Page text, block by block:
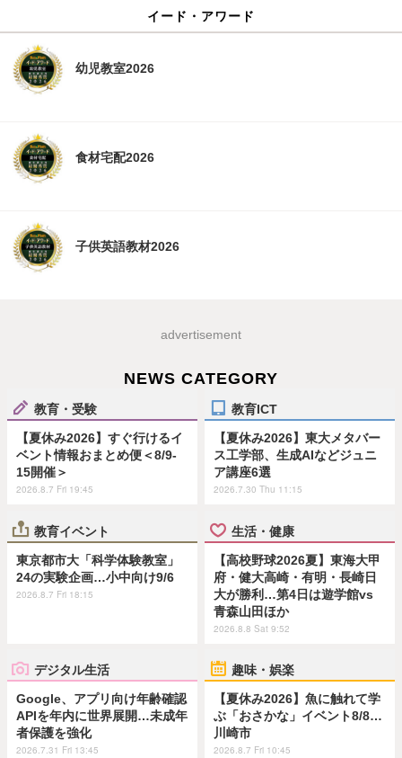
イード・アワード
幼児教室2026
食材宅配2026
子供英語教材2026
advertisement
NEWS CATEGORY
教育・受験
【夏休み2026】すぐ行けるイ
ベント情報おまとめ便＜8/9-
15開催＞
2026.8.7 Fri 19:45
教育ICT
【夏休み2026】東大メタバー
ス工学部、生成AIなどジュニ
ア講座6選
2026.7.30 Thu 11:15
教育イベント
東京都市大「科学体験教室」
24の実験企画…小中向け9/6
2026.8.7 Fri 18:15
生活・健康
【高校野球2026夏】東海大甲
府・健大高崎・有明・長崎日
大が勝利…第4日は遊学館vs
青森山田ほか
2026.8.8 Sat 9:52
デジタル生活
Google、アプリ向け年齢確認
APIを年内に世界展開…未成年
者保護を強化
2026.7.31 Fri 13:45
趣味・娯楽
【夏休み2026】魚に触れて学
ぶ「おさかな」イベント8/8…
川崎市
2026.8.7 Fri 10:45